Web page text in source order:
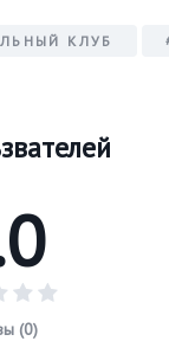
КЛУБ
(0)